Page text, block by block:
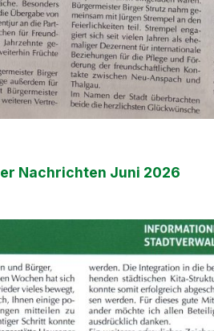
Nachrichten Juni 2026